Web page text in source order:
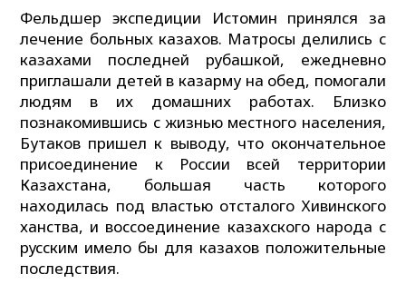
Фельдшер экспедиции Истомин принялся за
лечение больных казахов. Матросы делились с
казахами последней рубашкой, ежедневно
приглашали детей в казарму на обед, помогали
людям в их домашних работах. Близко
познакомившись с жизнью местного населения,
Бутаков пришел к выводу, что окончательное
присоединение к России всей территории
Казахстана, большая часть которого
находилась под властью отсталого Хивинского
ханства, и воссоединение казахского народа с
русским имело бы для казахов положительные
последствия.